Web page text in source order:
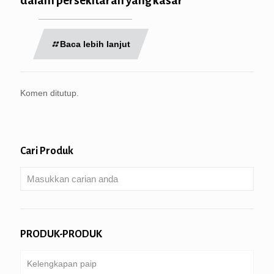
Baca lebih lanjut
Komen ditutup.
Cari Produk
PRODUK-PRODUK
Kelengkapan paip